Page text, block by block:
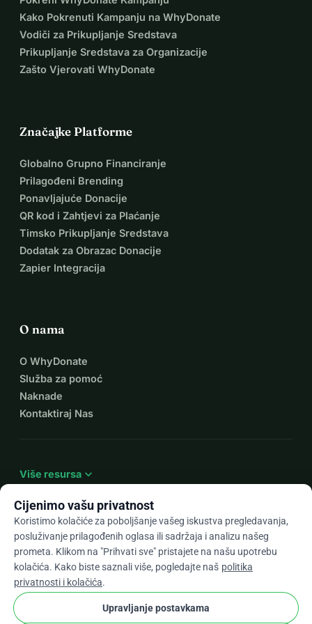
- kondenzatorski mikrofon
- mikrofon dobre kvalitete
- 2x stalci za mikrofone
- set XLR i jack kabela
- pojačalo za gitaru
Kako Pokrenuti Kampanju na WhyDonate
Vodiči za Prikupljanje Sredstava
Prikupljanje Sredstava za Organizacije
Zašto Vjerovati WhyDonate
Značajke Platforme
Globalno Grupno Financiranje
Prilagođeni Brending
Ponavljajuće Donacije
QR kod i Zahtjevi za Plaćanje
Timsko Prikupljanje Sredstava
Dodatak za Obrazac Donacije
Zapier Integracija
O nama
O WhyDonate
Služba za pomoć
Naknade
Kontaktiraj Nas
Više resursa expand_more
Hr arrow_drop_down
★★★★★4,9 / 5 na temelju 500+ recenzija
Cijenimo vašu privatnost
Koristimo kolačiće za poboljšanje vašeg iskustva pregledavanja,
posluživanje prilagođenih oglasa ili sadržaja i analizu našeg
prometa. Klikom na "Prihvati sve" pristajete na našu upotrebu
kolačića. Kako biste saznali više, pogledajte naš politika
privatnosti i kolačića.
Upravljanje postavkama